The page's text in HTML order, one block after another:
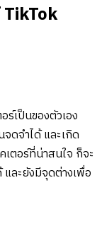
เป็นของตัวเอง
ดจำได้ และเกิด
อร์ที่น่าสนใจ ก็จะ
ละยังมีจุดต่างเพื่อ